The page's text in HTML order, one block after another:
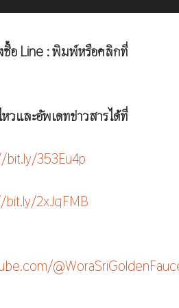
อ Line : พิมพ์หรือคลิกที่
วและอัพเดทข่าวสารได้ที่
353Eu4p
2xJqFMB